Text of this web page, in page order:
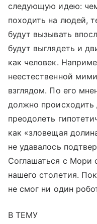
следующую идею:
походить на людей,
будут вызывать
будут выглядеть и
как человек.
неестественной
взглядом. По его
должно происходить
преодолеть
как «зловещая
не удавалось
Соглашаться с Мори
нашего столетия.
не смог ни один
В ТЕМУ